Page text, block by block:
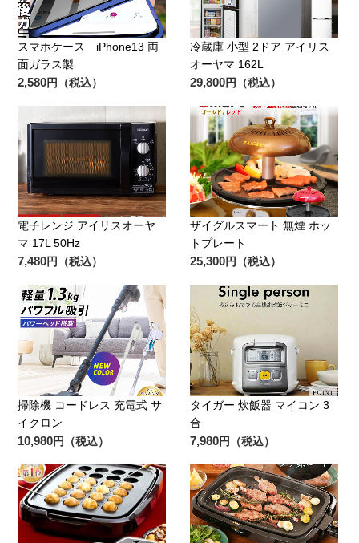
スマホケース iPhone13 両
面ガラス製
2,580円（税込）
冷蔵庫 小型 2ドア アイリス
オーヤマ 162L
29,800円（税込）
電子レンジ アイリスオーヤ
マ 17L 50Hz
7,480円（税込）
ザイグルスマート 無煙 ホッ
トプレート
25,300円（税込）
掃除機 コードレス 充電式 サ
イクロン
10,980円（税込）
タイガー 炊飯器 マイコン 3
合
7,980円（税込）